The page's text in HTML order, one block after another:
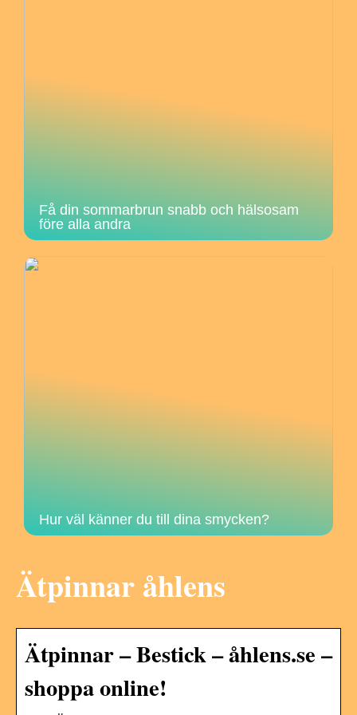
Få din sommarbrun snabb och hälsosam
före alla andra
Hur väl känner du till dina smycken?
Ätpinnar åhlens
Ätpinnar – Bestick – åhlens.se –
shoppa online!